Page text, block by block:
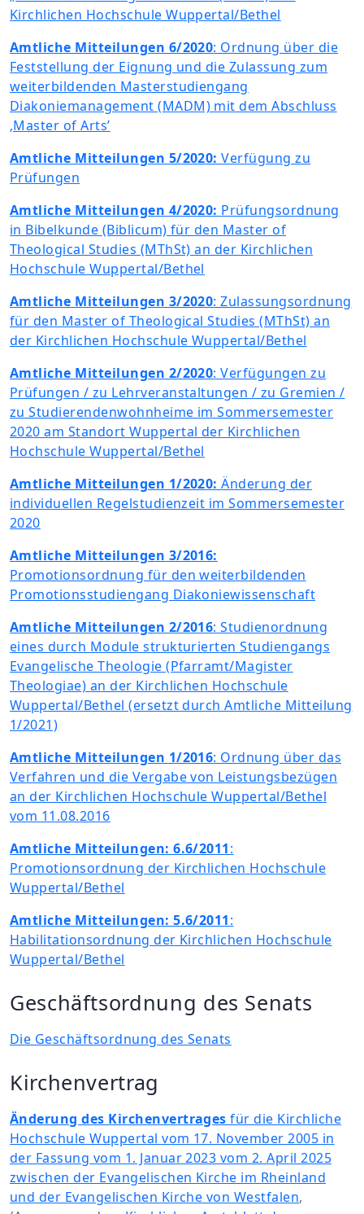
Kirchlichen Hochschule Wuppertal/Bethel
Amtliche Mitteilungen 6/2020: Ordnung über die
Feststellung der Eignung und die Zulassung zum
weiterbildenden Masterstudiengang
Diakoniemanagement (MADM) mit dem Abschluss
‚Master of Arts’
Amtliche Mitteilungen 5/2020:Verfügung zu
Prüfungen
Amtliche Mitteilungen 4/2020: Prüfungsordnung
in Bibelkunde (Biblicum) für den Master of
Theological Studies (MThSt) an der Kirchlichen
Hochschule Wuppertal/Bethel
Amtliche Mitteilungen 3/2020: Zulassungsordnung
für den Master of Theological Studies (MThSt) an
der Kirchlichen Hochschule Wuppertal/Bethel
Amtliche Mitteilungen 2/2020: Verfügungen zu
Prüfungen / zu Lehrveranstaltungen / zu Gremien /
zu Studierendenwohnheime im Sommersemester
2020 am Standort Wuppertal der Kirchlichen
Hochschule Wuppertal/Bethel
Amtliche Mitteilungen 1/2020:Änderung der
individuellen Regelstudienzeit im Sommersemester
2020
Amtliche Mitteilungen 3/2016:
Promotionsordnung für den weiterbildenden
Promotionsstudiengang Diakoniewissenschaft
Amtliche Mitteilungen 2/2016: Studienordnung
eines durch Module strukturierten Studiengangs
Evangelische Theologie (Pfarramt/Magister
Theologiae) an der Kirchlichen Hochschule
Wuppertal/Bethel (ersetzt durch Amtliche Mitteilung
1/2021)
Amtliche Mitteilungen 1/2016: Ordnung über das
Verfahren und die Vergabe von Leistungsbezügen
an der Kirchlichen Hochschule Wuppertal/Bethel
vom 11.08.2016
Amtliche Mitteilungen: 6.6/2011:
Promotionsordnung der Kirchlichen Hochschule
Wuppertal/Bethel
Amtliche Mitteilungen: 5.6/2011:
Habilitationsordnung der Kirchlichen Hochschule
Wuppertal/Bethel
Geschäftsordnung des Senats
Die Geschäftsordnung des Senats
Kirchenvertrag
Änderung des Kirchenvertrages für die Kirchliche
Hochschule Wuppertal vom 17. November 2005 in
der Fassung vom 1. Januar 2023 vom 2. April 2025
zwischen der Evangelischen Kirche im Rheinland
und der Evangelischen Kirche von Westfalen,